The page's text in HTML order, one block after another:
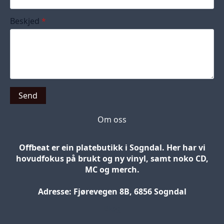
Beskjed *
Send
Om oss
Offbeat er ein platebutikk i Sogndal. Her har vi
hovudfokus på brukt og ny vinyl, samt noko CD,
MC og merch.
Adresse: Fjørevegen 8B, 6856 Sogndal